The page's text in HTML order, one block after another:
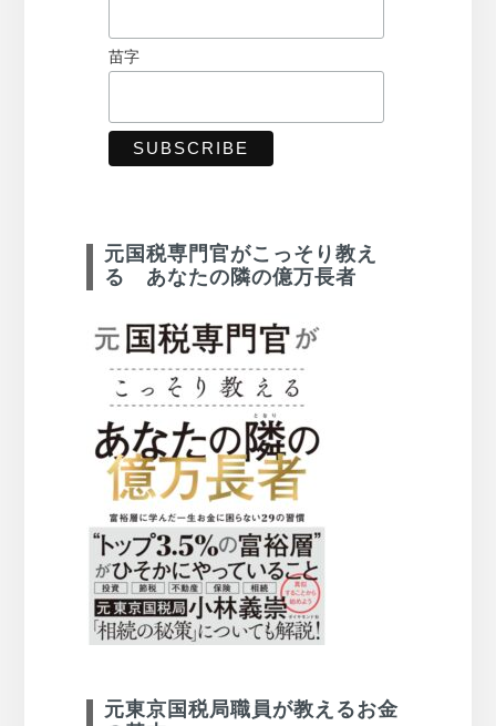
苗字
元国税専門官がこっそり教え
る あなたの隣の億万長者
元東京国税局職員が教えるお金